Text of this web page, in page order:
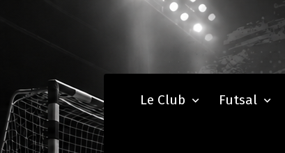
Le Club Futsal